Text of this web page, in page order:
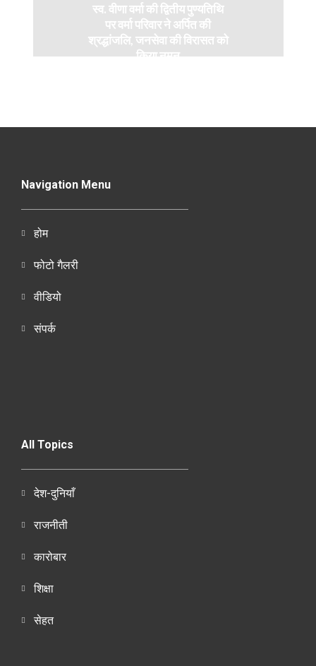
स्व. वीणा वर्मा की द्वितीय पुण्यतिथि
पर वर्मा परिवार ने अर्पित की
श्रद्धांजलि, जनसेवा की विरासत को
किया नमन
Navigation Menu
होम
फोटो गैलरी
वीडियो
संपर्क
All Topics
देश-दुनियाँ
राजनीती
कारोबार
शिक्षा
सेहत